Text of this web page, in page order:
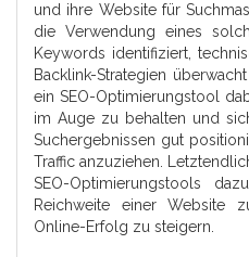
und ihre Website für
die Verwendung eines
Keywords identifiziert,
Backlink-Strategien
ein SEO-Optimierungstool
im Auge zu behalten und
Suchergebnissen gut
Traffic anzuziehen.
SEO-Optimierungstools
Reichweite einer Website
Online-Erfolg zu steigern.